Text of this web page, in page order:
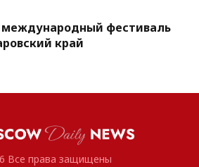
фестиваль
край
Все права защищены